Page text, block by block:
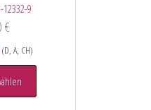
12332-9
€
(D, A, CH)